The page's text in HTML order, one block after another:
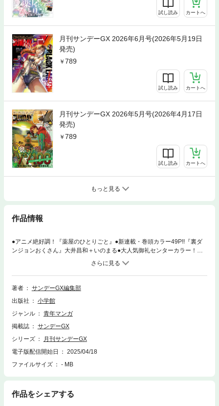
試し読み カートへ
月刊サンデーGX 2026年6月号(2026年5月19日
発売)
789
試し読み カートへ
月刊サンデーGX 2026年5月号(2026年4月17日
発売)
789
試し読み カートへ
もっと見る
作品情報
●アニメ絶好調！『薬屋のひとりごと』●新連載・巻頭カラー49P!!『裏ダ
ンジョンおくさん』大井昌和＋いのまる●大人気御礼センターカラー！
『薬屋のひとりごと』日向夏＋倉田三ノ路●単行本・重版ゾクゾク！『CO
SMOS』田村隆平●『任侠転生』／『BLACK LAGOON エダ イニシャル
ステージ』※電子版に関しましては、表紙・目次の情報と一部内容が異な
る場合があります。紙版の付録も含まれません。また広告・価格表示など
著者
サンデーGX編集部
出版社
小学館
ジャンル
青年マンガ
掲載誌
サンデーGX
シリーズ
月刊サンデーGX
電子版配信開始日
2025/04/18
ファイルサイズ
- MB
作品をシェアする